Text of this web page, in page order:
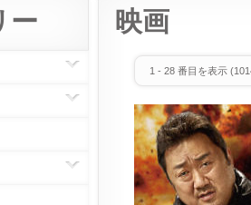
映画
1 - 28 番目を表示 (
ー